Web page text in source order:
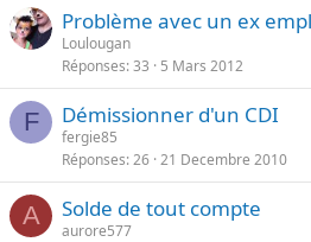
Problème avec un ex
Loulougan
Réponses 33 5 Mars 2012
F Démissionner d'un CDI
fergie85
Réponses 26 21 Decembre 2010
A Solde de tout compte
aurore577